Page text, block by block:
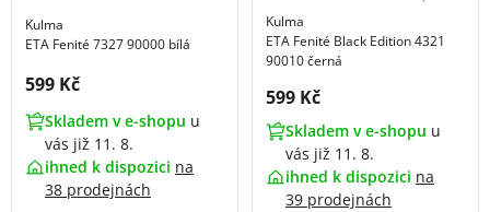
Kulma
ETA Fenité 7327 90000 bílá
Cena s DPH:
599 Kč
Skladem v e-shopu u
vás již 11. 8.
ihned k dispozici na
38 prodejnách
Kulma
ETA Fenité Black Edition 4321
90010 černá
Cena s DPH:
599 Kč
Skladem v e-shopu u
vás již 11. 8.
ihned k dispozici na
39 prodejnách